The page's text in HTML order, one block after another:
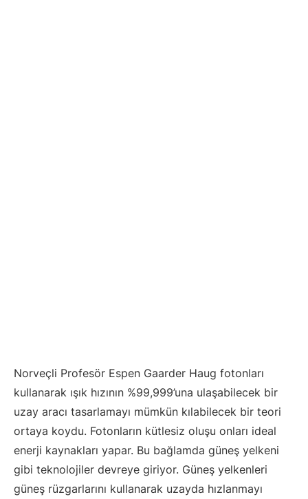
Norveçli Profesör Espen Gaarder Haug fotonları
kullanarak ışık hızının %99,999’una ulaşabilecek bir
uzay aracı tasarlamayı mümkün kılabilecek bir teori
ortaya koydu. Fotonların kütlesiz oluşu onları ideal
enerji kaynakları yapar. Bu bağlamda güneş yelkeni
gibi teknolojiler devreye giriyor. Güneş yelkenleri
güneş rüzgarlarını kullanarak uzayda hızlanmayı